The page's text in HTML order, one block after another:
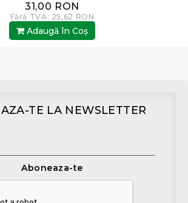
31,00 RON
Fără TVA: 25,62 RON
Adaugă în Coş
TE LA NEWSLETTER
Aboneaza-te